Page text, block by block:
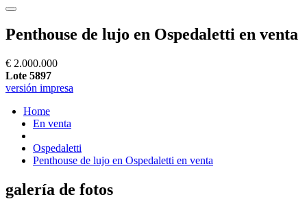
Penthouse de lujo en Ospedaletti en venta
€ 2.000.000
Lote 5897
versión impresa
Home
En venta
Ospedaletti
Penthouse de lujo en Ospedaletti en venta
galería de fotos